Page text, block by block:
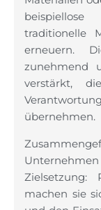
traditionelle
erneuern.
zunehmend
verstärkt,
übernehmen.
Zielsetzung:
machen sie